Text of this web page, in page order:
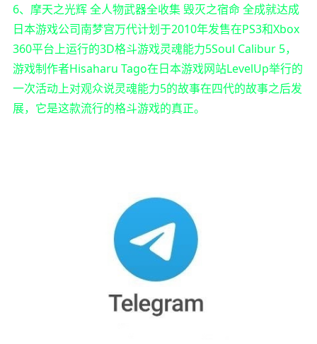
6、摩天之光辉 全人物武器全收集 毁灭之宿命 全成就达成
日本游戏公司南梦宫万代计划于2010年发售在PS3和Xbox
360平台上运行的3D格斗游戏灵魂能力5Soul Calibur 5，
游戏制作者Hisaharu Tago在日本游戏网站LevelUp举行的
一次活动上对观众说灵魂能力5的故事在四代的故事之后发
展，它是这款流行的格斗游戏的真正。